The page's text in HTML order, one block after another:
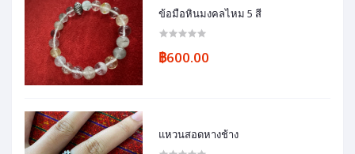
ข้อมือหินมงคลไหม 5 สี
฿600.00
แหวนสอดหางช้าง